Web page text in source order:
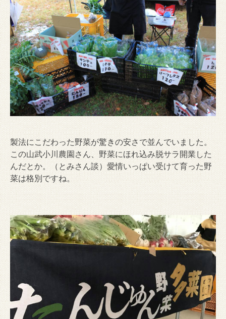
製法にこだわった野菜が驚きの安さで並んでいました。
この山武小川農園さん、野菜にほれ込み脱サラ開業した
んだとか。（とみさん談）愛情いっぱい受けて育った野
菜は格別ですね。